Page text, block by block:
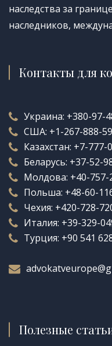
наследства за
наследников,
Контакты для
Украина: +380-97-
США: +1-267-888-
Казахстан: +7-777-
Беларусь: +37-52-
Молдова: +40-757-
Польша: +48-60-
Чехия: +420-728-
Италия: +39-329-
Турция: +90 541
Полезные